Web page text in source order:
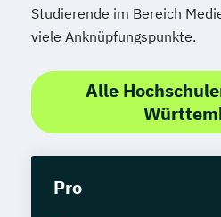
Studierende im Bereich
viele Anknüpfungspunkte.
Alle
Pro